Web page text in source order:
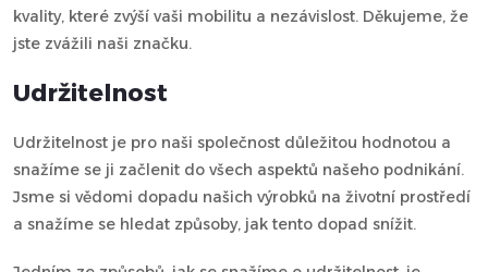
kvality, které zvýší vaši mobilitu a nezávislost. Děkujeme, že
jste zvážili naši značku.
Udržitelnost
Udržitelnost je pro naši společnost důležitou hodnotou a
snažíme se ji začlenit do všech aspektů našeho podnikání.
Jsme si vědomi dopadu našich výrobků na životní prostředí
a snažíme se hledat způsoby, jak tento dopad snížit.